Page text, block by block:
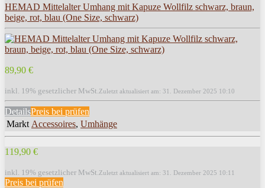
HEMAD Mittelalter Umhang mit Kapuze Wollfilz schwarz, braun,
beige, rot, blau (One Size, schwarz)
89,90 €
inkl. 19% gesetzlicher MwSt. Zuletzt aktualisiert am: 31. Dezember 2025 10:10
DetailsPreis bei prüfen
Markt Accessoires, Umhänge
119,90 €
inkl. 19% gesetzlicher MwSt. Zuletzt aktualisiert am: 31. Dezember 2025 10:11
Preis bei prüfen